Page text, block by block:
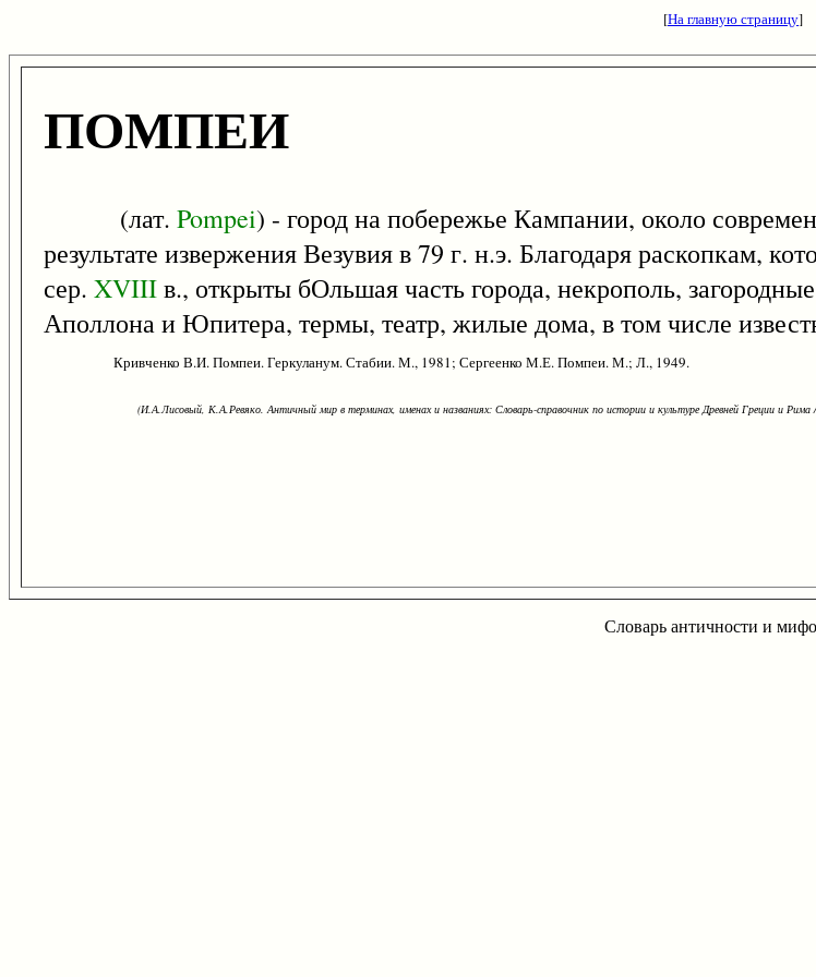
[На главную страницу]
ПОМПЕИ
(лат. Pompei) - город на побережье Кампании, около
результате извержения Везувия в 79 г. н.э. Благодаря раскопкам,
сер. XVIIIв., открыты бОльшая часть города, некрополь,
Аполлона и Юпитера, термы, театр, жилые дома, в том числе
Кривченко В.И. Помпеи. Геркуланум. Стабии. М., 1981; Сергеенко М.Е. Помпеи. М.; Л., 1949.
(И.А.Лисовый, К.А.Ревяко. Античный мир в терминах, именах и названиях: Словарь-справочник по истории и культуре Древней Греции и
Словарь античности и